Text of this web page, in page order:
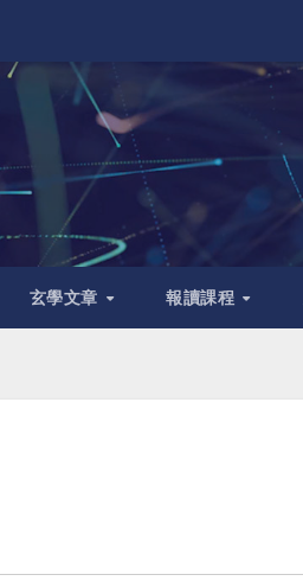
玄學文章 報讀課程